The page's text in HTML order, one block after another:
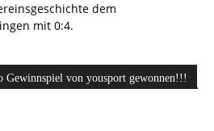
dem
mit 0:4.
Gewinnspiel von yousport gewonnen!!!